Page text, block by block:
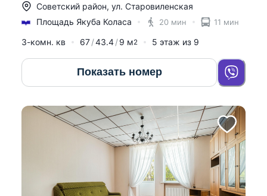
Советский район, ул. Старовиленская
Площадь Якуба Коласа
20 мин 11 мин
3-комн. кв 67 43.4 9 м2 5 этаж из 9
Показать номер